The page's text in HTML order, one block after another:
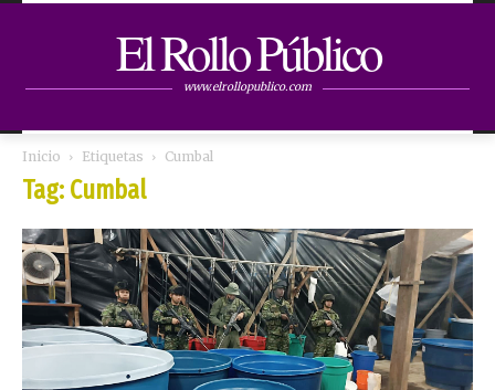
El Rollo Público
www.elrollopublico.com
Inicio Etiquetas Cumbal
Tag: Cumbal